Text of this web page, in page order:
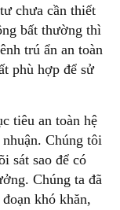
chưa cần thiết
bất thường thì
trú ẩn an toàn
phù hợp để sử
tiêu an toàn hệ
Chúng tôi
sát sao để có
Chúng ta đã
khó khăn,